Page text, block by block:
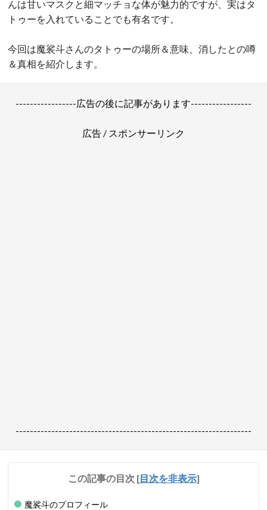
んは甘いマスクと細マッチョな体が魅力的ですが、実はタ
トゥーを入れていることでも有名です。
今回は魔裟斗さんのタトゥーの場所＆意味、消したとの噂
＆真相を紹介します。
-----------------広告の後に記事があります-----------------
広告 / スポンサーリンク
------------------------------------------------------------------
この記事の目次 [目次を非表示]
魔裟斗のプロフィール